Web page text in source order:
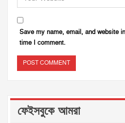
Save my name, email, and website
time I comment.
ফেইসবুকে আমরা